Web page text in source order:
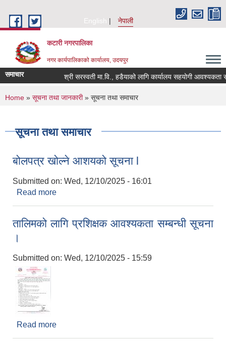
English
नेपाली
कटारी नगरपालिका
नगर कार्यपालिकाको कार्यालय, उदयपुर
समाचार श्री सरस्वती मा.वि., हडैयाको लागि कार्यालय सहयोगी आवश्यकता
You are here
Home » सूचना तथा जानकारी» सूचना तथा समाचार
सूचना तथा समाचार
बोलपत्र खोल्ने आशयको सूचना l
Submitted on: Wed, 12/10/2025 - 16:01
Read more
तालिमको लागि प्रशिक्षक आवश्यकता सम्बन्धी सूचना
।
Submitted on: Wed, 12/10/2025 - 15:59
Read more